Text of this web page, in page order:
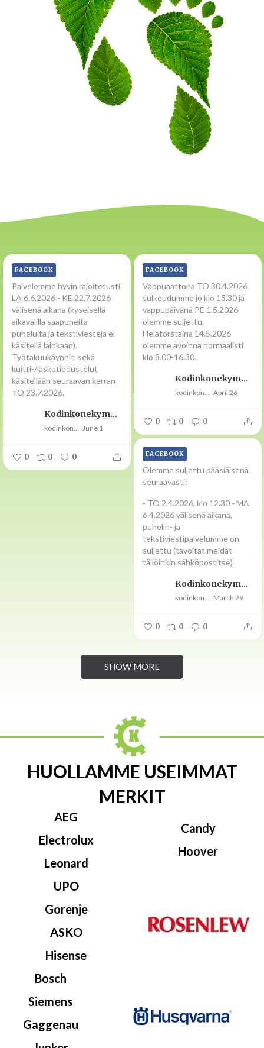
Palvelemme hyvin rajoitetusti
LA 6.6.2026 - KE 22.7.2026
välisenä aikana (kyseisellä
aikavälillä saapuneita
puheluita ja tekstiviestejä ei
käsitellä lainkaan).
Työtakuukäynnit, sekä
kuitti-/laskutiedustelut
käsitellään seuraavan kerran
TO 23.7.2026.
Kodinkonekympit Oy
kodinkonekympit June 1
FACEBOOK
0 0 0
Vappuaattona TO 30.4.2026
sulkeudumme jo klo 15.30 ja
vappupäivänä PE 1.5.2026
olemme suljettu.
Helatorstaina 14.5.2026
olemme avoinna normaalisti
klo 8.00-16.30.
Kodinkonekympit Oy
kodinkonekympit April 26
FACEBOOK
0 0 0
Olemme suljettu pääsiäisenä
seuraavasti:
- TO 2.4.2026, klo 12.30 - MA
6.4.2026 välisenä aikana,
puhelin- ja
tekstiviestipalvelumme on
suljettu (tavoitat meidät
tällöinkin sähköpostitse)
Kodinkonekympit Oy
kodinkonekympit March 29
FACEBOOK
0 0 0
SHOW MORE
HUOLLAMME USEIMMAT
MERKIT
AEG
Electrolux
Leonard
Candy
Hoover
UPO
Gorenje
ASKO
Hisense
Bosch
Siemens
Gaggenau